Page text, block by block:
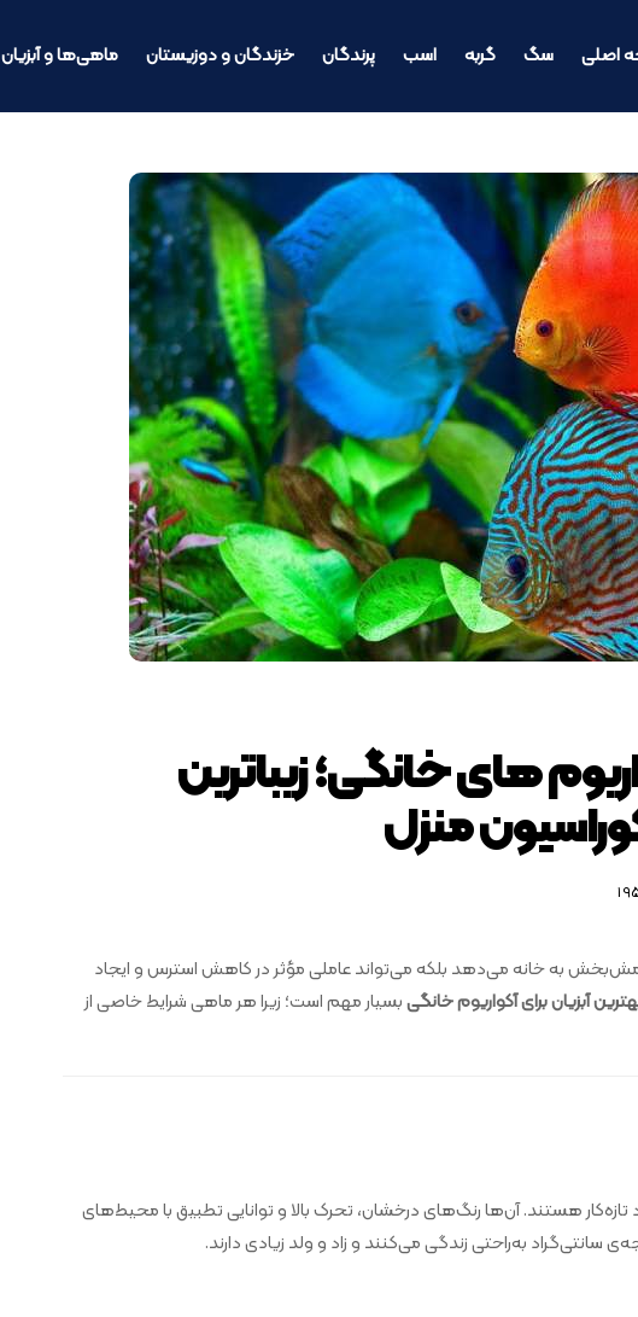
اصلی سگ گربه اسب پرندگان خزندگان و دوزیستان ماهی‌ها و آبزیان
های خانگی؛ زیباترین
منزل
آرامش‌بخش به خانه می‌دهد بلکه می‌تواند عاملی مؤثر در کاهش استرس و ایجاد
آبزیان برای آکواریوم خانگیبسیار مهم است؛ زیرا هر ماهی شرایط خاصی از
تازه‌کار هستند. آن‌ها رنگ‌های درخشان، تحرک بالا و توانایی تطبیق با محیط‌های